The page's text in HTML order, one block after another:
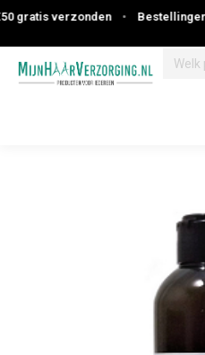
gratis verzonden Bestellingen